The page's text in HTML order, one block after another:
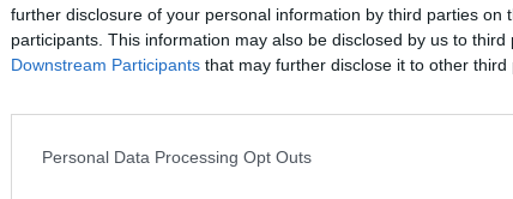
further disclosure of your personal information by third parties on
participants. This information may also be disclosed by us to third
Downstream Participants that may further disclose it to other third
Personal Data Processing Opt Outs